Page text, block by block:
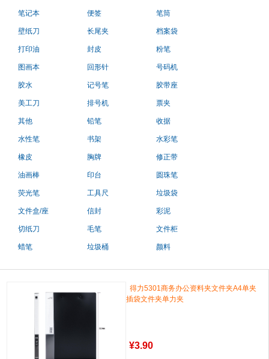
笔记本 便签 笔筒
壁纸刀 长尾夹 档案袋
打印油 封皮 粉笔
图画本 回形针 号码机
胶水 记号笔 胶带座
美工刀 排号机 票夹
其他 铅笔 收据
水性笔 书架 水彩笔
橡皮 胸牌 修正带
油画棒 印台 圆珠笔
荧光笔 工具尺 垃圾袋
文件盒/座 信封 彩泥
切纸刀 毛笔 文件柜
蜡笔 垃圾桶 颜料
得力5301商务办公资料夹文件夹A4单夹
插袋文件夹单力夹
¥3.90